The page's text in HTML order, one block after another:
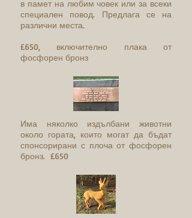
в памет на любим човек или за всеки
специален повод. Предлага се на
различни места.
£650, включително плака от
фосфорен бронз
Има няколко издълбани животни
около гората, които могат да бъдат
спонсорирани с плоча от фосфорен
бронз. £650